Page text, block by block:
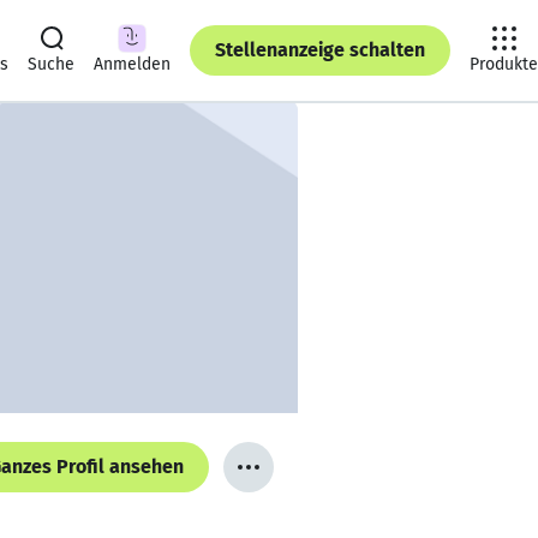
Suche Anmelden
Stellenanzeige schalten
Produkte
Profil ansehen